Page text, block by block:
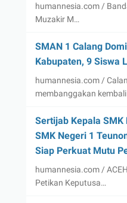
humannesia.com /
Muzakir M…
SMAN 1 Calang
Kabupaten, 9 Siswa
humannesia.com /
membanggakan
Sertijab Kepala SMK
SMK Negeri 1
Siap Perkuat Mutu
humannesia.com /
Petikan Keputusa…